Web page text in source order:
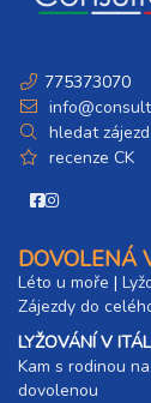
775373070
hledat
recenze CK
DOVOLENÁ
Léto u moře |
Zájezdy do
LYŽOVÁNÍ V
Kam s rodinou
dovolenou